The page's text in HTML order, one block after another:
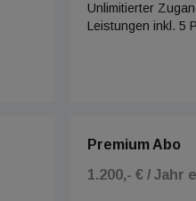
Unlimitierter
Leistungen inkl. 5
Premium Abo
1.200,- € / Jahr